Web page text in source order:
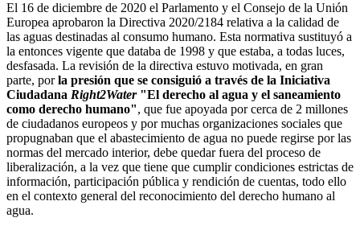
El 16 de diciembre de 2020 el Parlamento y el Consejo de la Unión
Europea aprobaron la Directiva 2020/2184 relativa a la calidad de
las aguas destinadas al consumo humano. Esta normativa sustituyó a
la entonces vigente que databa de 1998 y que estaba, a todas luces,
desfasada. La revisión de la directiva estuvo motivada, en gran
parte, porla presión que se consiguió a través de la Iniciativa
Ciudadana Right2Water"El derecho al agua y el saneamiento
como derecho humano", que fue apoyada por cerca de 2 millones
de ciudadanos europeos y por muchas organizaciones sociales que
propugnaban que el abastecimiento de agua no puede regirse por las
normas del mercado interior, debe quedar fuera del proceso de
liberalización, a la vez que tiene que cumplir condiciones estrictas de
información, participación pública y rendición de cuentas, todo ello
en el contexto general del reconocimiento del derecho humano al
agua.